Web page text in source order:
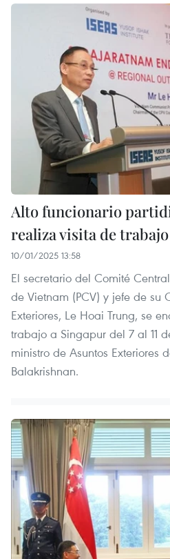
Alto funcionario
realiza visita de
10/01/2025 13:58
El secretario del Comité
de Vietnam (PCV) y jefe de su
Exteriores, Le Hoai Trung, se
trabajo a Singapur del 7 al 11
ministro de Asuntos Exteriores
Balakrishnan.